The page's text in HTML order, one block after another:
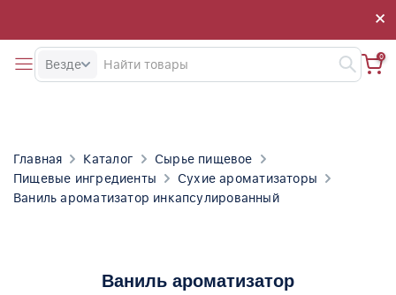
×
×
Везде
0
Главная Каталог
Сырье пищевое
Пищевые ингредиенты
Сухие ароматизаторы
Ваниль ароматизатор инкапсулированный
Ваниль ароматизатор